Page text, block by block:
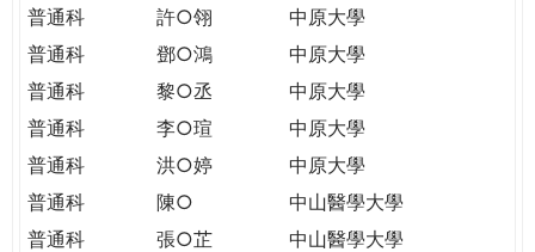
普通科
許○翎
中原大學
普通科
鄧○鴻
中原大學
普通科
黎○丞
中原大學
普通科
李○瑄
中原大學
普通科
洪○婷
中原大學
普通科
陳○
中山醫學大學
普通科
張○芷
中山醫學大學